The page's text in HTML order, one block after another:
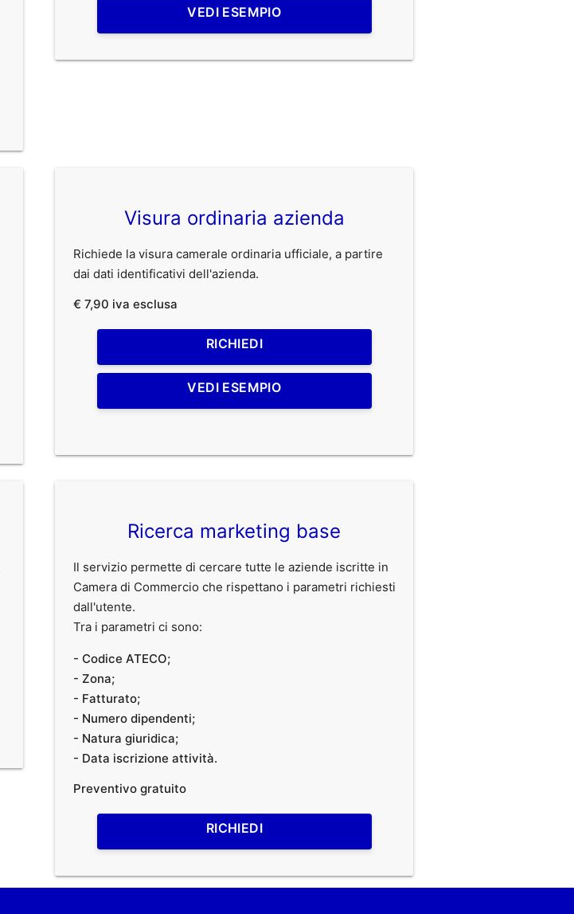
VEDI ESEMPIO
Visura ordinaria azienda
Richiede la visura camerale ordinaria ufficiale, a partire
dai dati identificativi dell'azienda.
€ 7,90 iva esclusa
RICHIEDI
VEDI ESEMPIO
Ricerca marketing base
Il servizio permette di cercare tutte le aziende iscritte in
Camera di Commercio che rispettano i parametri richiesti
dall'utente.
Tra i parametri ci sono:
- Codice ATECO;
- Zona;
- Fatturato;
- Numero dipendenti;
- Natura giuridica;
- Data iscrizione attività.
Preventivo gratuito
RICHIEDI